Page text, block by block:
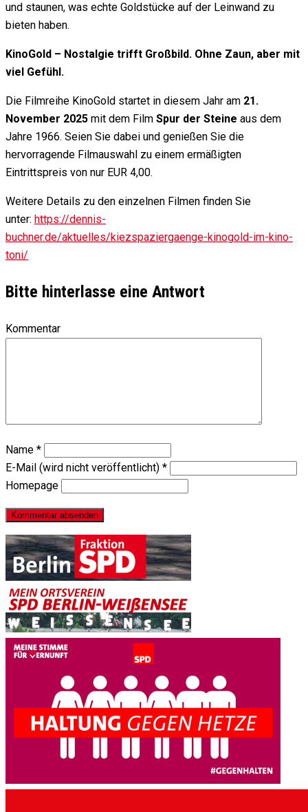
und staunen, was echte Goldstücke auf der Leinwand zu
bieten haben.
KinoGold – Nostalgie trifft Großbild. Ohne Zaun, aber mit
viel Gefühl.
Die Filmreihe KinoGold startet in diesem Jahr am 21.
November 2025 mit dem Film Spur der Steine aus dem
Jahre 1966. Seien Sie dabei und genießen Sie die
hervorragende Filmauswahl zu einem ermäßigten
Eintrittspreis von nur EUR 4,00.
Weitere Details zu den einzelnen Filmen finden Sie
unter: https://dennis-
buchner.de/aktuelles/kiezspaziergaenge-kinogold-im-kino-
toni/
Bitte hinterlasse eine Antwort
Kommentar
Name *
E-Mail (wird nicht veröffentlicht) *
Homepage